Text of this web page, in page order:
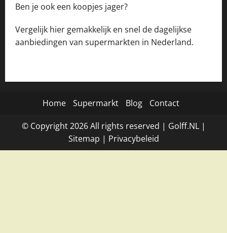
Ben je ook een koopjes jager?
Vergelijk hier gemakkelijk en snel de dagelijkse
aanbiedingen van supermarkten in Nederland.
Home Supermarkt Blog Contact
© Copyright2026All rights reserved | Golff.NL|
Sitemap | Privacybeleid